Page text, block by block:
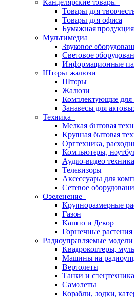
Канцелярские товары
Товары для
Товары для офиса
Бумажная продукция
Мультимедиа
Звуковое
Световое
Информационные
Шторы-жалюзи
Шторы
Жалюзи
Комплектующие
Занавесы для
Техника
Мелкая бытовая
Крупная бытовая
Оргтехника,
Компьютеры,
Аудио-видео техника
Телевизоры
Аксессуары для
Сетевое
Озеленение
Крупноразмерные
Газон
Кашпо и Декор
Горшечные
Радиоуправляемые модели
Квадрокоптеры,
Машины на
Вертолеты
Танки и спецтехника
Самолеты
Корабли, лодки,